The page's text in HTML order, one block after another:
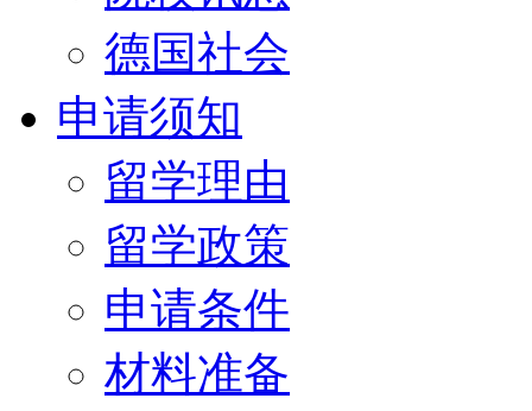
德国社会
申请须知
留学理由
留学政策
申请条件
材料准备